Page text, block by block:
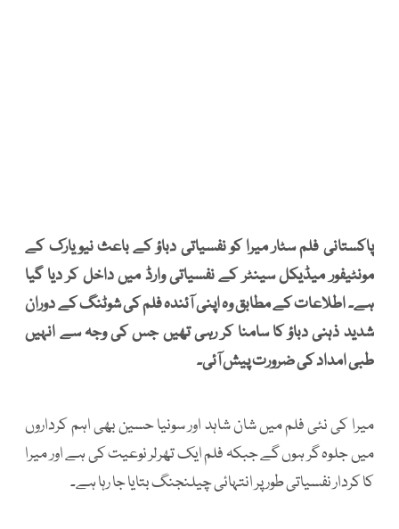
پاکستانی فلم سٹار میرا کو نفسیاتی دباؤ کے باعث نیویارک کے
مونٹیفور میڈیکل سینٹر کے نفسیاتی وارڈ میں داخل کر دیا گیا
ہے۔ اطلاعات کے مطابق وہ اپنی آئندہ فلم کی شوٹنگ کے دوران
شدید ذہنی دباؤ کا سامنا کر رہی تھیں جس کی وجہ سے انہیں
طبی امداد کی ضرورت پیش آئی۔
میرا کی نئی فلم میں شان شاہد اور سونیا حسین بھی اہم کرداروں
میں جلوہ گر ہوں گے جبکہ فلم ایک تھرلر نوعیت کی ہے اور میرا
کا کردار نفسیاتی طور پر انتہائی چیلنجنگ بتایا جا رہا ہے۔